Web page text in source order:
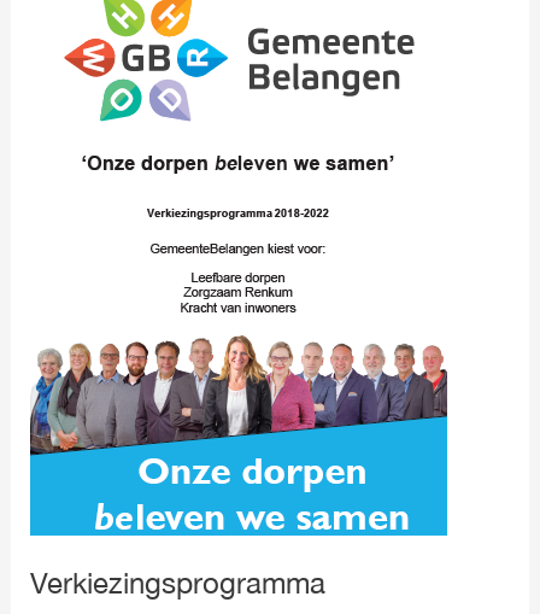
Verkiezingsprogramma